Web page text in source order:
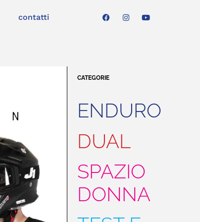
contatti
CATEGORIE
ENDURO
DUAL
SPAZIO
DONNA